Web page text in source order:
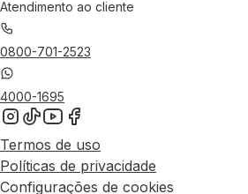
Atendimento ao cliente
0800-701-2523
4000-1695
Termos de uso
Políticas de privacidade
Configurações de cookies